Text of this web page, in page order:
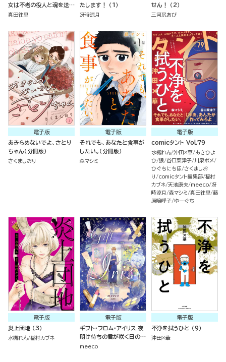
女は不老の役人と魂を送る
（分冊版）
真田往里
たします！ （1）
冴時涼月
せん！ （2）
三河尻あび
電子版
あきらめないでよ、さとり
ちゃん（分冊版）
さくましおり
電子版
それでも、あなたと食事が
したい。（分冊版）
森マシミ
電子版
comicタント Vol.79
水槻れん 沖田×華 あさひよ
ひ 狼 谷口菜津子
川泉ポメ
ひぐちにちほ さくましお
り
comicタント編集部 稲村
カブネ 天池康夫 meeco 冴
時涼月
森マシミ 真田往里 藤
原嗚呼子 ゆーぐち
電子版
炎上団地 （3）
水槻れん 稲村カブネ
電子版
ギフト・フロム・アイリス 夜
明け待ちの君が咲く日の物
語 （1）
meeco
電子版
不浄を拭うひと （9）
沖田×華